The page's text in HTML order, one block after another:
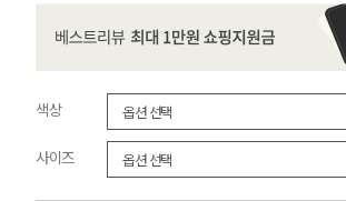
색상
사이즈